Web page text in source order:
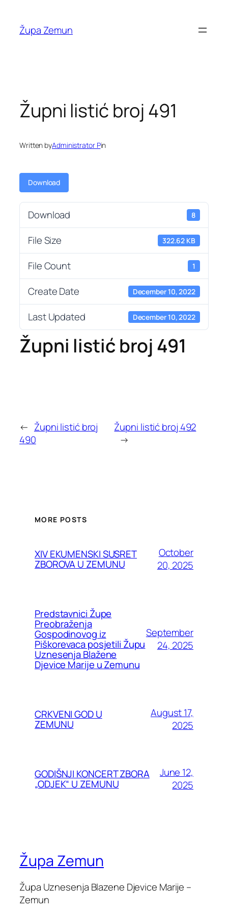
content
Župa Zemun
Župni listić broj 491
Written byAdministrator Pin
Download
Download 8
File Size 322.62 KB
File Count 1
Create Date December 10, 2022
Last Updated December 10, 2022
Župni listić broj 491
← Župni listić broj
490
Župni listić broj 492
→
MORE POSTS
XIV EKUMENSKI SUSRET
ZBOROVA U ZEMUNU
October
20, 2025
Predstavnici Župe
Preobraženja
Gospodinovog iz
Piškorevaca posjetili Župu
Uznesenja Blažene
Djevice Marije u Zemunu
September
24, 2025
CRKVENI GOD U
ZEMUNU
August 17,
2025
GODIŠNJI KONCERT ZBORA
„ODJEK“ U ZEMUNU
June 12,
2025
Župa Zemun
Župa Uznesenja Blazene Djevice Marije –
Zemun